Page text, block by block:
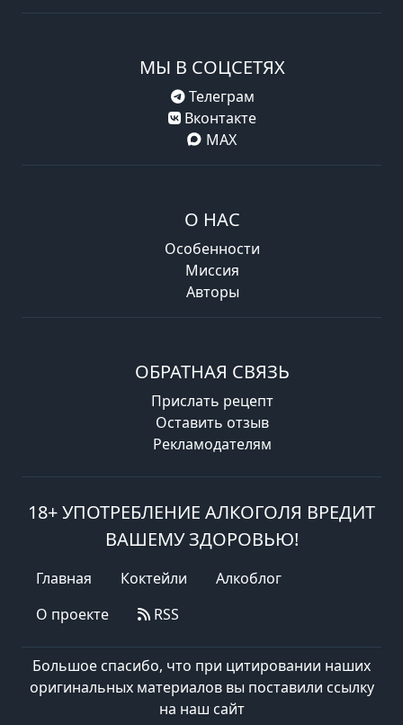
МЫ В СОЦСЕТЯХ
Телеграм
Вконтакте
MAX
О НАС
Особенности
Миссия
Авторы
ОБРАТНАЯ СВЯЗЬ
Прислать рецепт
Оставить отзыв
Рекламодателям
18+ УПОТРЕБЛЕНИЕ АЛКОГОЛЯ ВРЕДИТ
ВАШЕМУ ЗДОРОВЬЮ!
Главная Коктейли
Алкоблог
О проекте
RSS
Большое спасибо, что при цитировании наших
оригинальных материалов вы поставили ссылку
на наш сайт